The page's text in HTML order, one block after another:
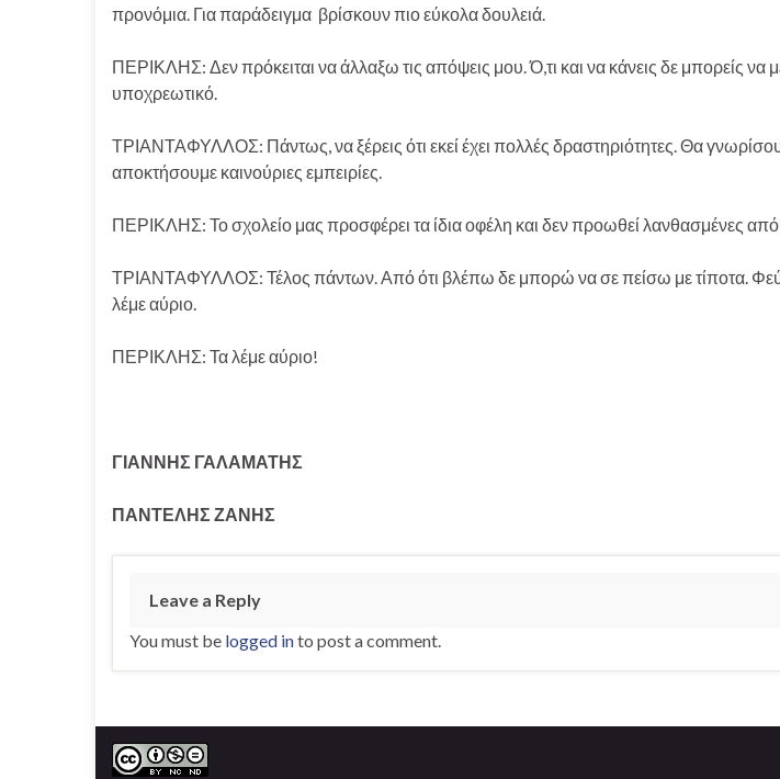
προνόμια. Για παράδειγμα βρίσκουν πιο εύκολα δουλειά.
ΠΕΡΙΚΛΗΣ: Δεν πρόκειται να άλλαξω τις απόψεις μου. Ό,τι και να κάνεις δε μπορείς να
υποχρεωτικό.
ΤΡΙΑΝΤΑΦΥΛΛΟΣ: Πάντως, να ξέρεις ότι εκεί έχει πολλές δραστηριότητες. Θα
αποκτήσουμε καινούριες εμπειρίες.
ΠΕΡΙΚΛΗΣ: Το σχολείο μας προσφέρει τα ίδια οφέλη και δεν προωθεί λανθασμένες
ΤΡΙΑΝΤΑΦΥΛΛΟΣ: Τέλος πάντων. Από ότι βλέπω δε μπορώ να σε πείσω με τίποτα.
λέμε αύριο.
ΠΕΡΙΚΛΗΣ: Τα λέμε αύριο!
ΓΙΑΝΝΗΣ ΓΑΛΑΜΑΤΗΣ
ΠΑΝΤΕΛΗΣ ΖΑΝΗΣ
Leave a Reply
You must be logged into post a comment.